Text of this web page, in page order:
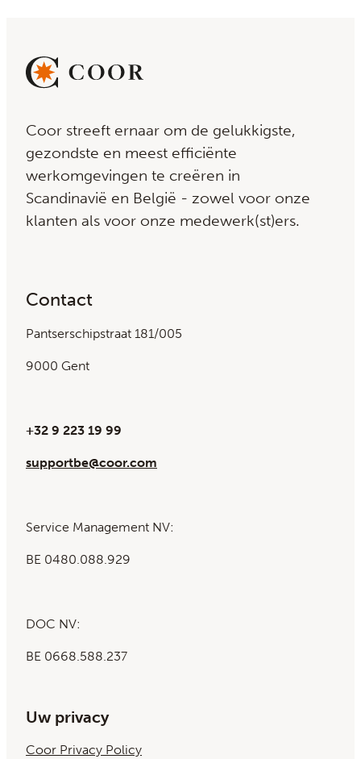
Coor streeft ernaar om de gelukkigste,
gezondste en meest efficiënte
werkomgevingen te creëren in
Scandinavië en België - zowel voor onze
klanten als voor onze medewerk(st)ers.
Contact
Pantserschipstraat 181/005
9000 Gent
+32 9 223 19 99
supportbe@coor.com
Service Management NV:
BE 0480.088.929
DOC NV:
BE 0668.588.237
Uw privacy
Coor Privacy Policy